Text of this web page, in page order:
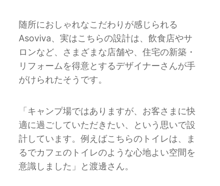
随所におしゃれなこだわりが感じられる
Asoviva、実はこちらの設計は、飲食店やサ
ロンなど、さまざまな店舗や、住宅の新築・
リフォームを得意とするデザイナーさんが手
がけられたそうです。
「キャンプ場ではありますが、お客さまに快
適に過ごしていただきたい、という思いで設
計しています。例えばこちらのトイレは、ま
るでカフェのトイレのような心地よい空間を
意識しました」と渡邊さん。